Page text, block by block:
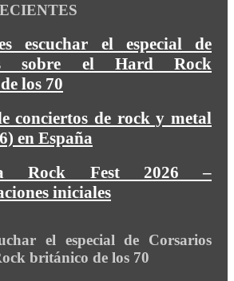
escuchar el especial de
sobre el Hard Rock
los 70
conciertos de rock y metal
en España
Rock Fest 2026 –
iniciales
el especial de Corsarios
británico de los 70